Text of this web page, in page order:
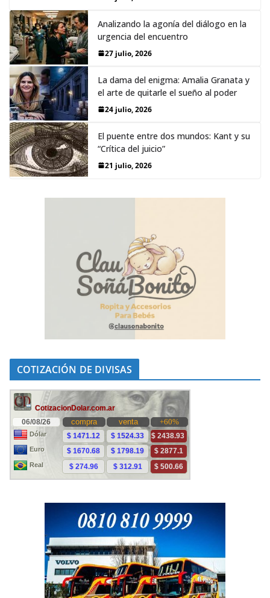
Analizando la agonía del diálogo en la
urgencia del encuentro
27 julio, 2026
La dama del enigma: Amalia Granata y
el arte de quitarle el sueño al poder
24 julio, 2026
El puente entre dos mundos: Kant y su
“Crítica del juicio”
21 julio, 2026
COTIZACIÓN DE DIVISAS